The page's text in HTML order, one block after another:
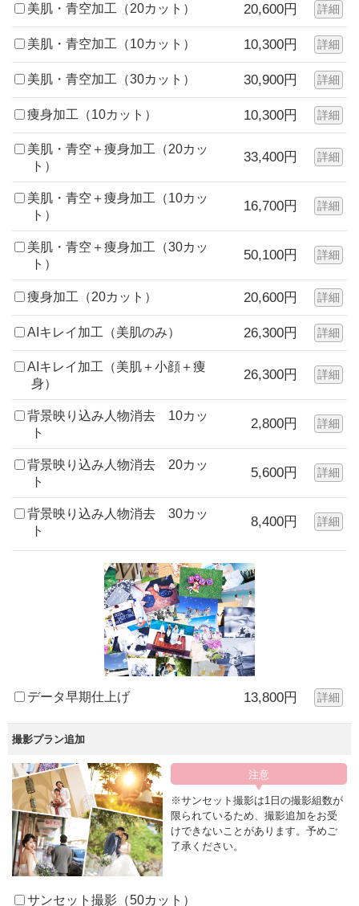
美肌・青空加工（20カット） 20,600円 詳細
美肌・青空加工（10カット） 10,300円 詳細
美肌・青空加工（30カット） 30,900円 詳細
痩身加工（10カット） 10,300円 詳細
美肌・青空＋痩身加工（20カッ
ト）
33,400円 詳細
美肌・青空＋痩身加工（10カッ
ト）
16,700円 詳細
美肌・青空＋痩身加工（30カッ
ト）
50,100円 詳細
痩身加工（20カット） 20,600円 詳細
AIキレイ加工（美肌のみ） 26,300円 詳細
AIキレイ加工（美肌＋小顔＋痩
身）
26,300円 詳細
背景映り込み人物消去 10カッ
ト
2,800円 詳細
背景映り込み人物消去 20カッ
ト
5,600円 詳細
背景映り込み人物消去 30カッ
ト
8,400円 詳細
データ早期仕上げ 13,800円 詳細
撮影プラン追加
※サンセット撮影は1日の撮影組数が
限られているため、撮影追加をお受
けできないことがあります。予めご
了承ください。
サンセット撮影（50カット）